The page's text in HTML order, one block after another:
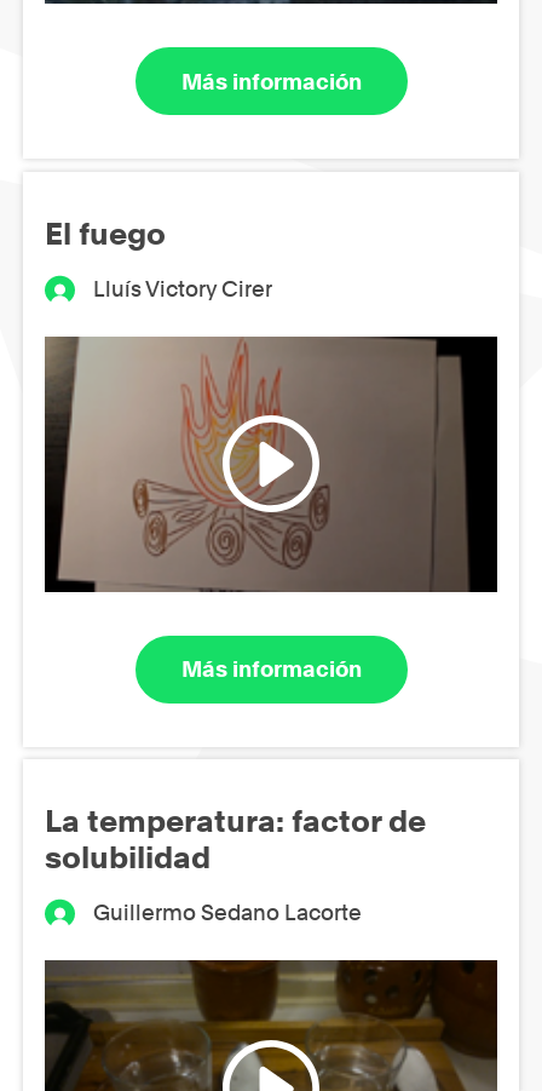
Más información
El fuego
Lluís Victory Cirer
Más información
La temperatura: factor de
solubilidad
Guillermo Sedano Lacorte